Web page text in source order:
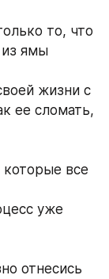
то, что
ямы
жизни с
ее сломать,
которые все
уже
отнесись